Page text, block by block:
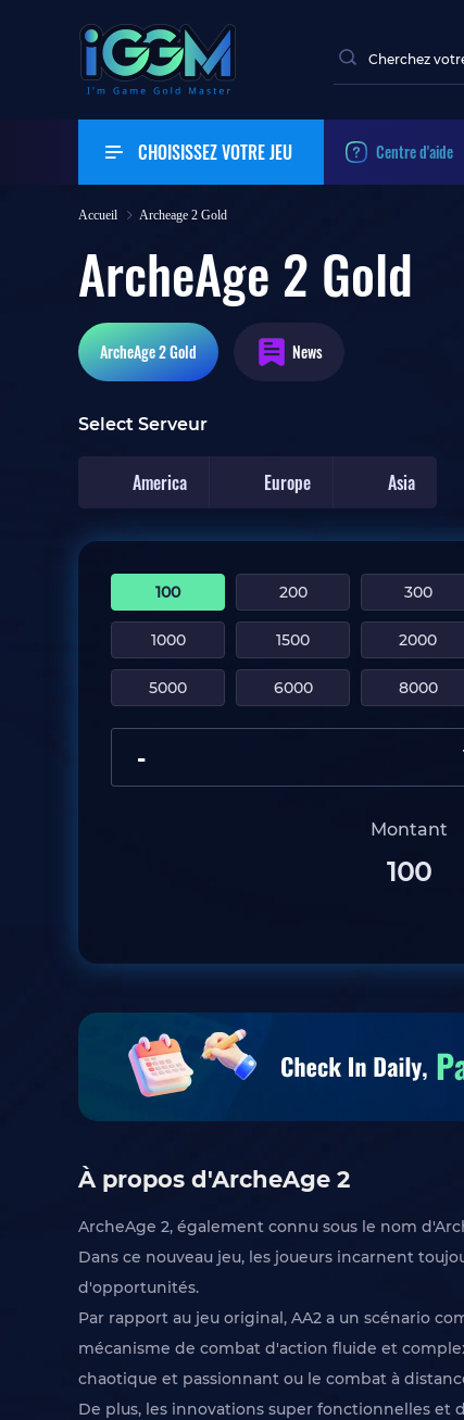
CHOISISSEZ VOTRE JEU Centre d'aide
Accueil Archeage 2 Gold
ArcheAge 2 Gold
ArcheAge 2Gold News
Select Serveur
America Europe Asia
100 200 300
1000 1500 2000
5000 6000 8000
-
Montant
100
À propos d'ArcheAge 2
ArcheAge 2, également connu sous le nom
Dans ce nouveau jeu, les joueurs incarnent
d'opportunités.
Par rapport au jeu original, AA2 a un scénario
mécanisme de combat d'action fluide et
chaotique et passionnant ou le combat à
De plus, les innovations super fonctionnelles et